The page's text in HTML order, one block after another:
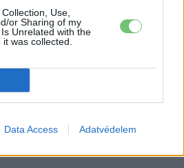
Use,
or Sharing of my
Unrelated with the
was collected.
Data Access Adatvédelem
és lekörözte a Changant
450 kilométer hatótáv –
harcba a Xpeng új
autója Európában